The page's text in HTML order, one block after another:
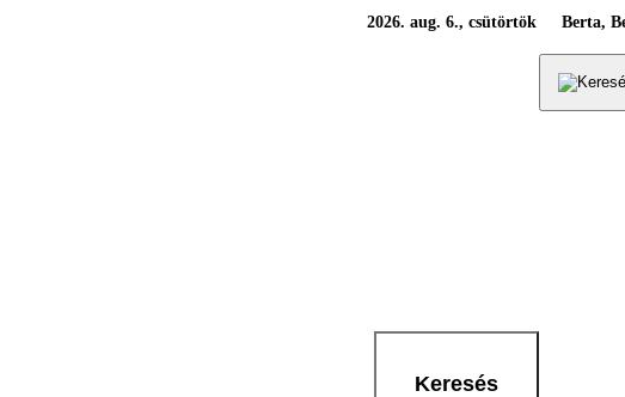
2026. aug. 6., csütörtök Berta,
Keresés